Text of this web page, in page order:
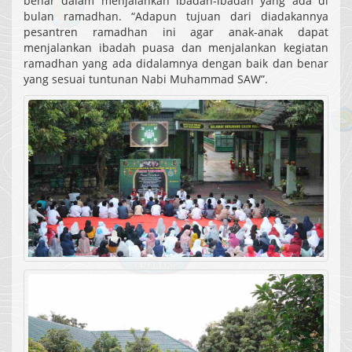
bulan ramadhan. “Adapun tujuan dari diadakannya
pesantren ramadhan ini agar anak-anak dapat
menjalankan ibadah puasa dan menjalankan kegiatan
ramadhan yang ada didalamnya dengan baik dan benar
yang sesuai tuntunan Nabi Muhammad SAW”.